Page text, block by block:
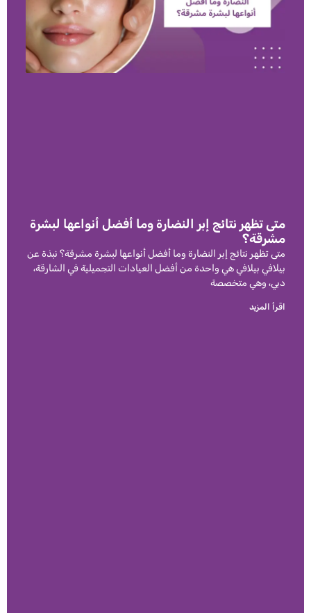
متى تظهر نتائج إبر النضارة وما أفضل أنواعها لبشرة
مشرقة؟
متى تظهر نتائج إبر النضارة وما أفضل أنواعها لبشرة مشرقة؟ نبذة عن
بيلافي بيلافي هي واحدة من أفضل العيادات التجميلية في الشارقة،
دبي، وهي متخصصة
اقرأ المزيد